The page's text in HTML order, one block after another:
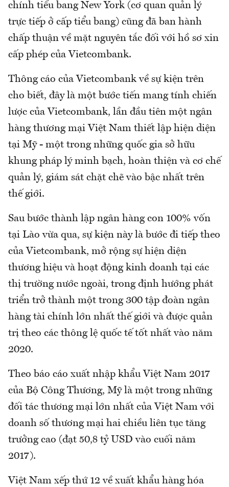
chính tiểu bang New York (cơ quan quản lý
trực tiếp ở cấp tiểu bang) cũng đã ban hành
chấp thuận về mặt nguyên tắc đối với hồ sơ xin
cấp phép của Vietcombank.
Thông cáo của Vietcombank về sự kiện trên
cho biết, đây là một bước tiến mang tính chiến
lược của Vietcombank, lần đầu tiên một ngân
hàng thương mại Việt Nam thiết lập hiện diện
tại Mỹ - một trong những quốc gia sở hữu
khung pháp lý minh bạch, hoàn thiện và cơ chế
quản lý, giám sát chặt chẽ vào bậc nhất trên
thế giới.
Sau bước thành lập ngân hàng con 100% vốn
tại Lào vừa qua, sự kiện này là bước đi tiếp theo
của Vietcombank, mở rộng sự hiện diện
thương hiệu và hoạt động kinh doanh tại các
thị trường nước ngoài, trong định hướng phát
triển trở thành một trong 300 tập đoàn ngân
hàng tài chính lớn nhất thế giới và được quản
trị theo các thông lệ quốc tế tốt nhất vào năm
2020.
Theo báo cáo xuất nhập khẩu Việt Nam 2017
của Bộ Công Thương, Mỹ là một trong những
đối tác thương mại lớn nhất của Việt Nam với
doanh số thương mại hai chiều liên tục tăng
trưởng cao (đạt 50,8 tỷ USD vào cuối năm
2017).
Việt Nam xếp thứ 12 về xuất khẩu hàng hóa